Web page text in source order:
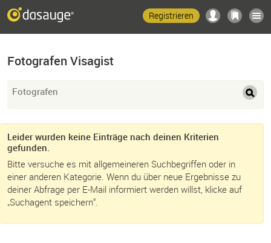
Registrieren
Fotografen Visagist
Fotografen
Leider wurden keine Einträge nach deinen Kriterien
gefunden.
Bitte versuche es mit allgemeineren Suchbegriffen oder in
einer anderen Kategorie. Wenn du über neue Ergebnisse zu
deiner Abfrage per E-Mail informiert werden willst, klicke auf
„Suchagent speichern“.